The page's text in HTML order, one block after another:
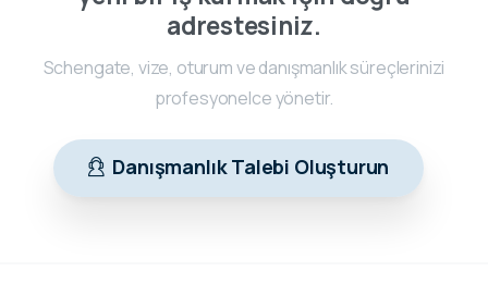
adrestesiniz.
Schengate, vize, oturum ve danışmanlık süreçlerinizi
profesyonelce yönetir.
Danışmanlık Talebi Oluşturun